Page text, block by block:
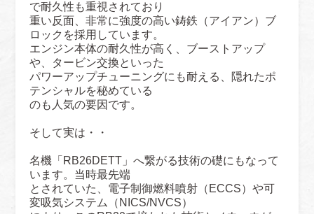
で耐久性も重視されており
重い反面、非常に強度の高い鋳鉄（アイアン）ブ
ロックを採用 しています。
エンジン本体の耐久性が高く、ブーストアップ
や、タービン交換といった
パワーアップチューニングにも耐える、隠れたポ
テンシャルを秘めている
のも人気の要因です。
そして実は・・
名機「RB26DETT」へ繋がる技術の礎にもなって
います。 当時最先端
とされていた、電子制御燃料噴射（ECCS）や可
変吸気システム（NICS/NVCS）